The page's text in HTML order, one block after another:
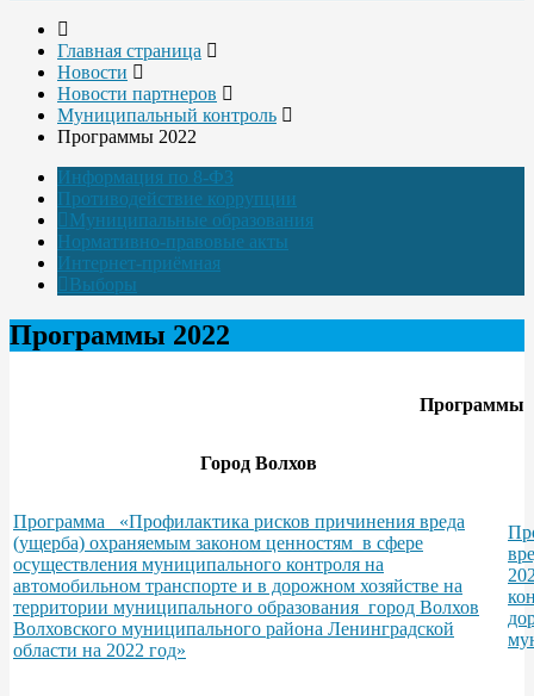
Главная страница
Новости
Новости партнеров
Муниципальный контроль
Программы 2022
Информация по 8-ФЗ
Противодействие коррупции
Муниципальные образования
Нормативно-правовые акты
Интернет-приёмная
Выборы
Программы 2022
Программы
Город Волхов
Программа «Профилактика рисков причинения вреда
(ущерба) охраняемым законом ценностям в сфере
осуществления муниципального контроля на
автомобильном транспорте и в дорожном хозяйстве на
территории муниципального образования город Волхов
Волховского муниципального района Ленинградской
области на 2022 год»